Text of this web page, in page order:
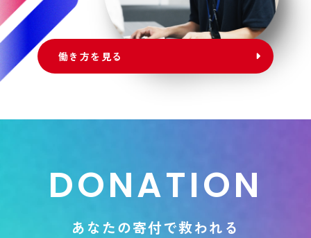
働き方を見る
DONATION
あ な たの寄付で救われ る